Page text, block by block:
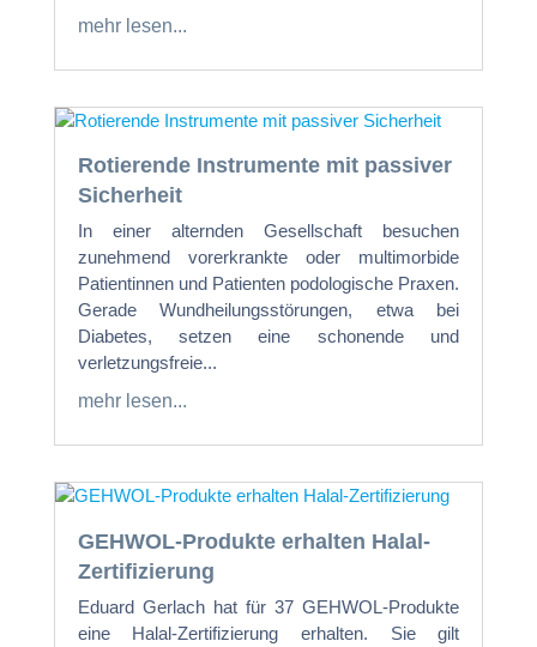
mehr lesen...
Rotierende Instrumente mit passiver
Sicherheit
In einer alternden Gesellschaft besuchen
zunehmend vorerkrankte oder multimorbide
Patientinnen und Patienten podologische Praxen.
Gerade Wundheilungsstörungen, etwa bei
Diabetes, setzen eine schonende und
verletzungsfreie...
mehr lesen...
GEHWOL-Produkte erhalten Halal-
Zertifizierung
Eduard Gerlach hat für 37 GEHWOL-Produkte
eine Halal-Zertifizierung erhalten. Sie gilt